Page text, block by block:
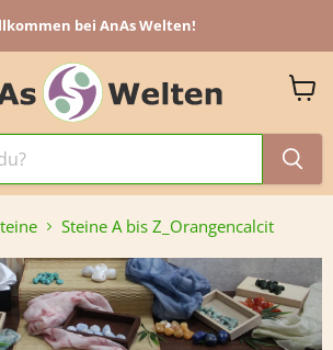
bei AnAs Welten!
Steine A bis Z_Orangencalcit